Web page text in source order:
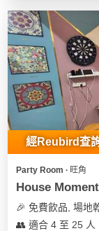
經Reubird查
Party Room ∙ 旺角
House Moment
🎉 免費飲品, 場地
👥 適合 4 至 25 人